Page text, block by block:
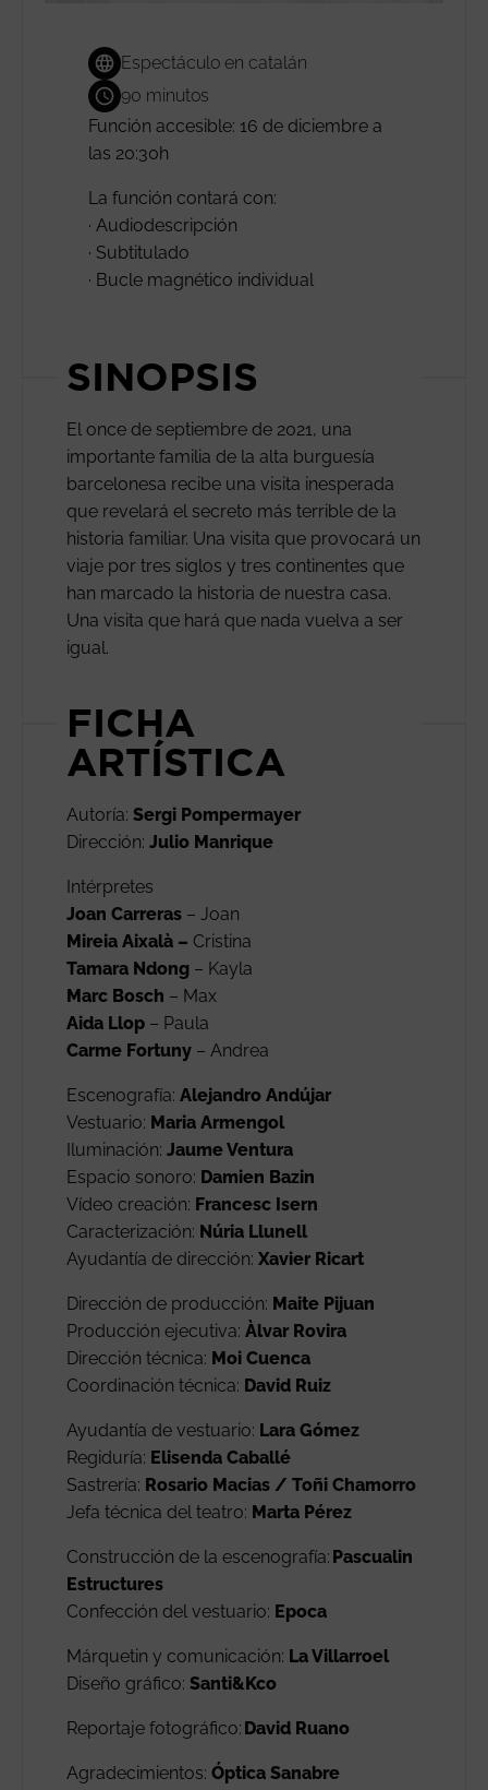
Espectáculo en catalán
90 minutos
Función accesible: 16 de diciembre a
las 20:30h
La función contará con:
· Audiodescripción
· Subtitulado
· Bucle magnético individual
SINOPSIS
El once de septiembre de 2021, una
importante familia de la alta burguesía
barcelonesa recibe una visita inesperada
que revelará el secreto más terrible de la
historia familiar. Una visita que provocará un
viaje por tres siglos y tres continentes que
han marcado la historia de nuestra casa.
Una visita que hará que nada vuelva a ser
igual.
FICHA
ARTÍSTICA
Autoría: Sergi Pompermayer
Dirección: Julio Manrique
Intérpretes
Joan Carreras – Joan
Mireia Aixalà – Cristina
Tamara Ndong – Kayla
Marc Bosch – Max
Aida Llop – Paula
Carme Fortuny – Andrea
Escenografía: Alejandro Andújar
Vestuario: Maria Armengol
Iluminación: Jaume Ventura
Espacio sonoro: Damien Bazin
Vídeo creación: Francesc Isern
Caracterización: Núria Llunell
Ayudantía de dirección: Xavier Ricart
Dirección de producción: Maite Pijuan
Producción ejecutiva: Àlvar Rovira
Dirección técnica: Moi Cuenca
Coordinación técnica: David Ruiz
Ayudantía de vestuario: Lara Gómez
Regiduría: Elisenda Caballé
Sastrería: Rosario Macias / Toñi Chamorro
Jefa técnica del teatro: Marta Pérez
Construcción de la escenografía: Pascualin
Estructures
Confección del vestuario: Epoca
Márquetin y comunicación: La Villarroel
Diseño gráfico: Santi&Kco
Reportaje fotográfico: David Ruano
Agradecimientos: Óptica Sanabre